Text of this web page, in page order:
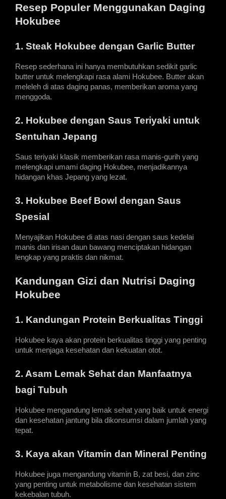
Resep Populer Menggunakan Daging
Hokubee
1. Steak Hokubee dengan Garlic Butter
Resep sederhana ini hanya membutuhkan sedikit garlic
butter untuk melengkapi rasa alami Hokubee. Butter akan
meleleh di atas daging panas, memberikan aroma yang
menggoda.
2. Hokubee dengan Saus Teriyaki untuk
Sentuhan Jepang
Saus teriyaki klasik memberikan rasa manis-gurih yang
melengkapi umami daging Hokubee, menjadikannya
hidangan khas Jepang yang lezat.
3. Hokubee Beef Bowl dengan Saus
Spesial
Menyajikan Hokubee di atas nasi dengan saus kedelai
manis dan irisan daun bawang menciptakan hidangan
lengkap yang praktis dan nikmat.
Kandungan Gizi dan Nutrisi Daging
Hokubee
1. Kandungan Protein Berkualitas Tinggi
Hokubee kaya akan protein berkualitas tinggi yang penting
untuk menjaga kesehatan dan kekuatan otot.
2. Asam Lemak Sehat dan Manfaatnya
bagi Tubuh
Hokubee mengandung lemak sehat yang baik untuk energi
dan kesehatan jantung bila dikonsumsi dalam jumlah yang
tepat.
3. Kaya akan Vitamin dan Mineral Penting
Hokubee juga mengandung vitamin B, zat besi, dan zinc
yang penting untuk metabolisme dan kesehatan sistem
kekebalan tubuh.